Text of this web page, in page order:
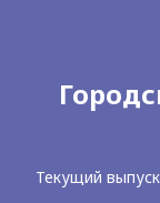
Текущий выпуск